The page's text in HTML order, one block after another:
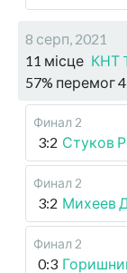
8 серп, 2021
11 місце КНТ
57% перемог4
Финал 2
3:2 Стуков
Финал 2
3:2 Михеев
Финал 2
0:3